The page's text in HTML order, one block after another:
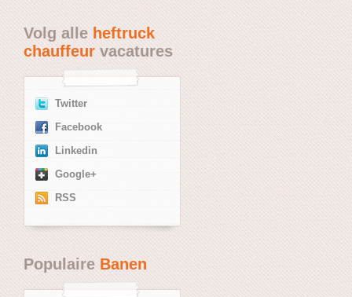
Volg alle heftruck
chauffeurvacatures
Twitter
Facebook
Linkedin
Google+
RSS
PopulaireBanen